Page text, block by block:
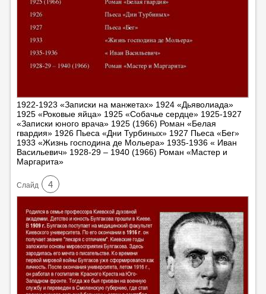
1922-1923 «Записки на манжетах» 1924 «Дьяволиада»
1925 «Роковые яйца» 1925 «Собачье сердце» 1925-1927
«Записки юного врача» 1925 (1966) Роман «Белая
гвардия» 1926 Пьеса «Дни Турбиных» 1927 Пьеса «Бег»
1933 «Жизнь господина де Мольера» 1935-1936 « Иван
Васильевич» 1928-29 – 1940 (1966) Роман «Мастер и
Маргарита»
Cлайд 4